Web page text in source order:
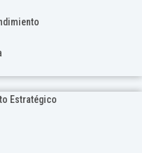
Estratégico